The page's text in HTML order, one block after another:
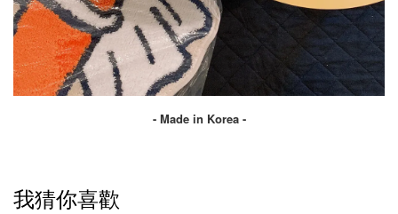
- Made in Korea -
我猜你喜歡